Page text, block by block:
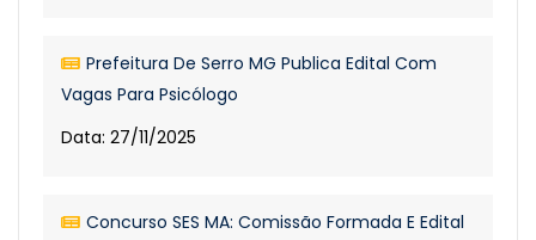
Prefeitura De Serro MG Publica Edital Com
Vagas Para Psicólogo
Data: 27/11/2025
Concurso SES MA: Comissão Formada E Edital